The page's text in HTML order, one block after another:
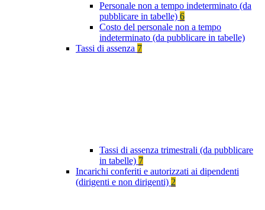
Personale non a tempo indeterminato (da
pubblicare in tabelle) 6
Costo del personale non a tempo
indeterminato (da pubblicare in tabelle)
Tassi di assenza 7
Tassi di assenza trimestrali (da pubblicare
in tabelle) 7
Incarichi conferiti e autorizzati ai dipendenti
(dirigenti e non dirigenti) 2